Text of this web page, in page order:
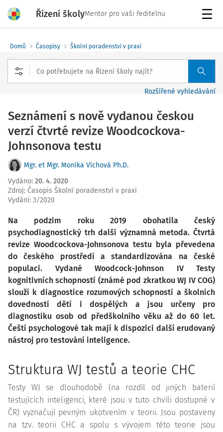
Řízení školyMentor pro vaši ředitelnu
Domů Časopisy Školní poradenství v praxi
Rozšířené vyhledávání
Seznámení s nově vydanou českou
verzí čtvrté revize Woodcockova-
Johnsonova testu
Mgr. et Mgr. Monika Víchová Ph.D.
Vydáno: 20. 4. 2020
Zdroj: Časopis Školní poradenství v praxi
Vydání: 3/2020
Na podzim roku 2019 obohatila český
psychodiagnostický trh další významná metoda. Čtvrtá
revize Woodcockova-Johnsonova testu byla převedena
do českého prostředí a standardizována na české
populaci. Vydané Woodcock-Johnson IV Testy
kognitivních schopností (známé pod zkratkou WJ IV COG)
slouží k diagnostice rozumových schopností a školních
dovedností dětí i dospělých a jsou určeny pro
diagnostiku osob od předškolního věku až do 60 let.
Čeští psychologové tak mají k dispozici další erudovaný
nástroj pro testování inteligence.
Struktura WJ testů a teorie CHC
Testy WJ se dlouhodobě (na rozdíl od jiných baterií
testujících inteligenci, které jsou v tuto chvíli dostupné v
ČR) vyznačují pevným ukotvením v teorii. Jsou postaveny
na tzv. teorii CHC a spolu s vývojem této teorie jsou